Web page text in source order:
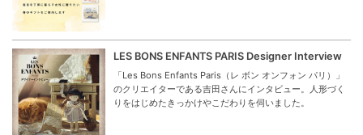
LES BONS ENFANTS PARIS Designer Interview
「Les Bons Enfants Paris（レ ボン オンフォン パリ）」
のクリエイターである吉田さんにインタビュー。人形づく
りをはじめたきっかけやこだわりを伺いました。